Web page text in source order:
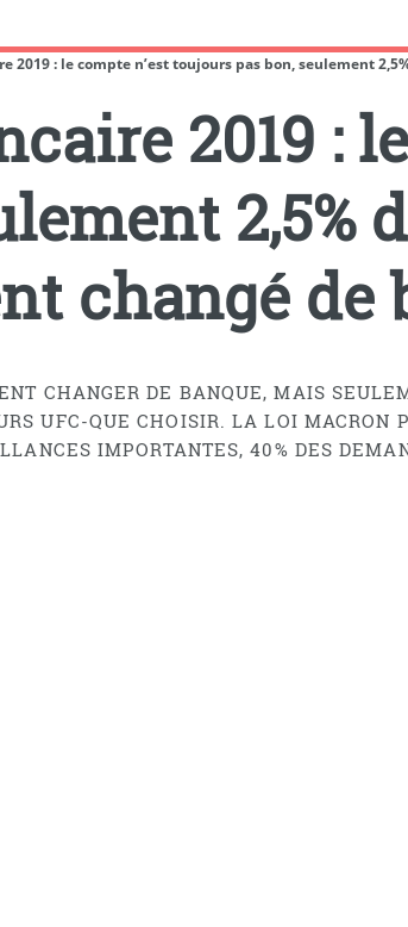
2019 : le compte n’est toujours pas bon, seulement
2019 :
2,5%
changé de
CHANGER DE BANQUE, MAIS
UFC-QUE CHOISIR. LA LOI
IMPORTANTES, 40% DES